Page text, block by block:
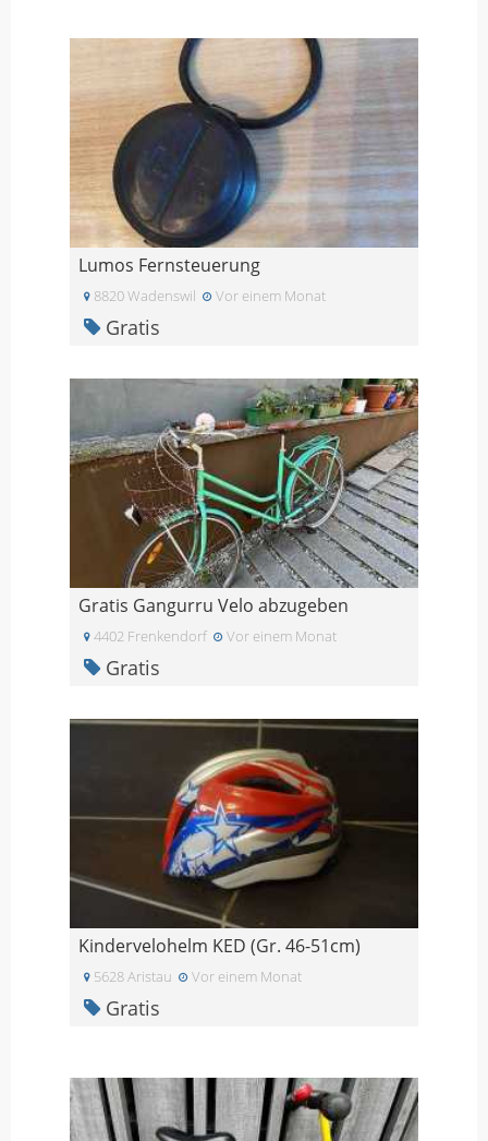
Lumos Fernsteuerung
8820 Wadenswil Vor einem Monat
Gratis
Gratis Gangurru Velo abzugeben
4402 Frenkendorf Vor einem Monat
Gratis
Kindervelohelm KED (Gr. 46-51cm)
5628 Aristau Vor einem Monat
Gratis